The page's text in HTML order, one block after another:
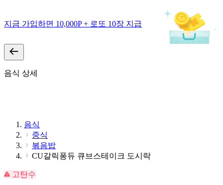
지금 가입하면 10,000P + 로또 10장 지급
음식 상세
음식
중식
볶음밥
CU갈릭퐁듀 큐브스테이크 도시락
고탄수